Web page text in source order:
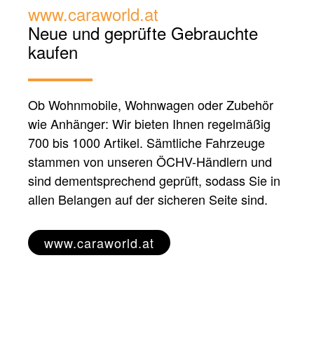
www.caraworld.at
Neue und geprüfte Gebrauchte
kaufen
Ob Wohnmobile, Wohnwagen oder Zubehör
wie Anhänger: Wir bieten Ihnen regelmäßig
700 bis 1000 Artikel. Sämtliche Fahrzeuge
stammen von unseren ÖCHV-Händlern und
sind dementsprechend geprüft, sodass Sie in
allen Belangen auf der sicheren Seite sind.
www.caraworld.at